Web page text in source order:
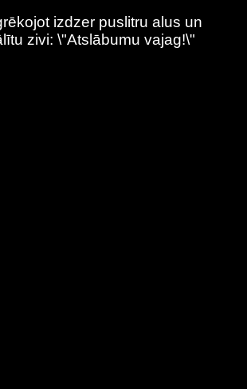
izdzer puslitru alus un
zivi: \"Atslābumu vajag!\"